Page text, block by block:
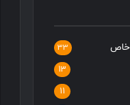
خاص 33
13
11